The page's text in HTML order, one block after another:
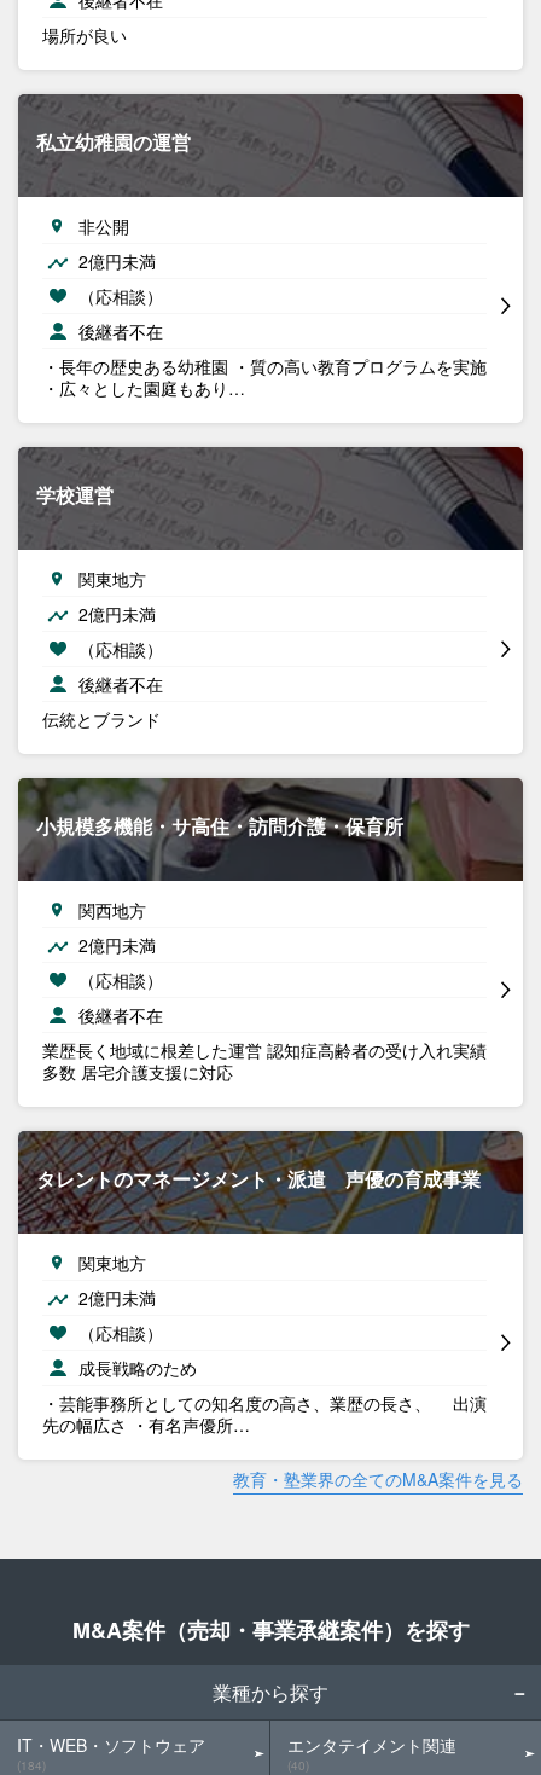
場所が良い
私立幼稚園の運営
非公開
2億円未満
（応相談）
後継者不在
・長年の歴史ある幼稚園 ・質の高い教育プログラムを実施
・広々とした園庭もあり…
学校運営
関東地方
2億円未満
（応相談）
後継者不在
伝統とブランド
小規模多機能・サ高住・訪問介護・保育所
関西地方
2億円未満
（応相談）
後継者不在
業歴長く地域に根差した運営 認知症高齢者の受け入れ実績
多数 居宅介護支援に対応
タレントのマネージメント・派遣 声優の育成事業
関東地方
2億円未満
（応相談）
成長戦略のため
・芸能事務所としての知名度の高さ、業歴の長さ、 出演
先の幅広さ ・有名声優所…
教育・塾業界の全てのM&A案件を見る
M&A案件（売却・事業承継案件）を探す
業種から探す
IT・WEB・ソフトウェア
(184)
エンタテイメント関連
(40)